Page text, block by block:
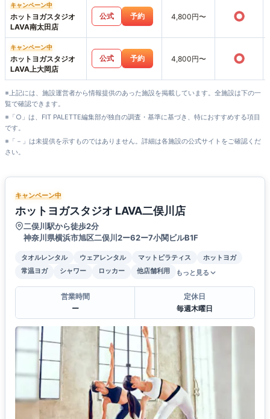
キャンペーン中
ホットヨガスタジオ
LAVA南太田店
公式 予約 4,800円〜 ○
キャンペーン中
ホットヨガスタジオ
LAVA上大岡店
公式 予約 4,800円〜 ○
※上記には、施設運営者から情報提供のあった施設を掲載しています。全施設は下の一
覧で確認できます。
※「○」は、FIT PALETTE編集部が独自の調査・基準に基づき、特におすすめする項目
です。
※「－」は未提供を示すものではありません。詳細は各施設の公式サイトをご確認くだ
さい。
キャンペーン中
ホットヨガスタジオ LAVA二俣川店
二俣川駅から徒歩2分
神奈川県横浜市旭区二俣川2ー62ー7小関ビルB1F
タオルレンタル ウェアレンタル マットピラティス
ホットヨガ
常温ヨガ
シャワー ロッカー 他店舗利用 もっと見る
営業時間
ー
定休日
毎週木曜日